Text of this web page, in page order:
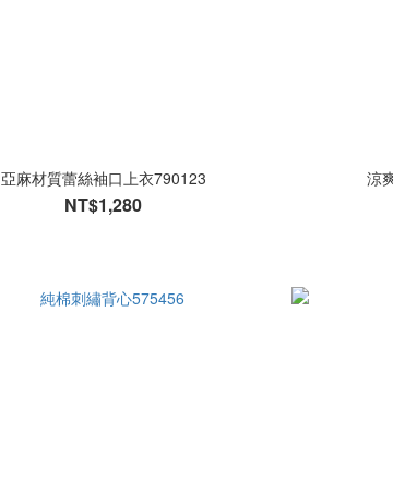
亞麻材質蕾絲袖口上衣790123
NT$1,280
涼